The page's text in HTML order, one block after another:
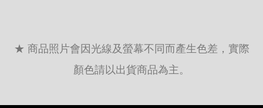
★ 商品照片會因光線及螢幕不同而產生色差，實際
顏色請以出貨商品為主。